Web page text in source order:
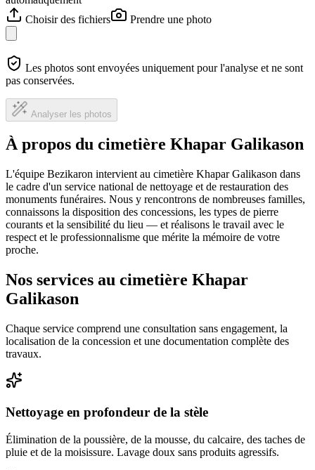
Choisir des fichiers
Prendre une photo
Les photos sont envoyées uniquement pour l'analyse et ne sont
pas conservées.
Analyser les photos
À propos du cimetière Khapar Galikason
L'équipe Bezikaron intervient au cimetière Khapar Galikason dans
le cadre d'un service national de nettoyage et de restauration des
monuments funéraires. Nous y rencontrons de nombreuses familles,
connaissons la disposition des concessions, les types de pierre
courants et la sensibilité du lieu — et réalisons le travail avec le
respect et le professionnalisme que mérite la mémoire de votre
proche.
Nos services au cimetière Khapar
Galikason
Chaque service comprend une consultation sans engagement, la
localisation de la concession et une documentation complète des
travaux.
Nettoyage en profondeur de la stèle
Élimination de la poussière, de la mousse, du calcaire, des taches de
pluie et de la moisissure. Lavage doux sans produits agressifs.